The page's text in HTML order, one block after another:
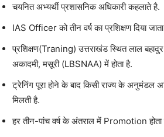
चयनित अभ्यर्थी प्रशासनिक अधिकारी कहलाते है.
IAS Officer को तीन वर्ष का प्रशिक्षण दिया
प्रशिक्षण(Traning) उत्तराखंड स्थित लाल बहादुर
अकादमी, मसूरी (LBSNAA) में होता है.
ट्रेनिंग पूरा होने के बाद किसी राज्य के अनुमंडल
मिलती है.
हर तीन-पांच वर्ष के अंतराल में Promotion होता